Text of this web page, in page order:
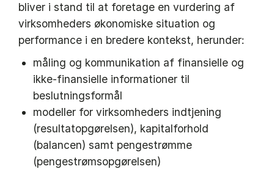
bliver i stand til at foretage en vurdering af
virksomheders økonomiske situation og
performance i en bredere kontekst, herunder:
måling og kommunikation af finansielle og
ikke-finansielle informationer til
beslutningsformål
modeller for virksomheders indtjening
(resultatopgørelsen), kapitalforhold
(balancen) samt pengestrømme
(pengestrømsopgørelsen)